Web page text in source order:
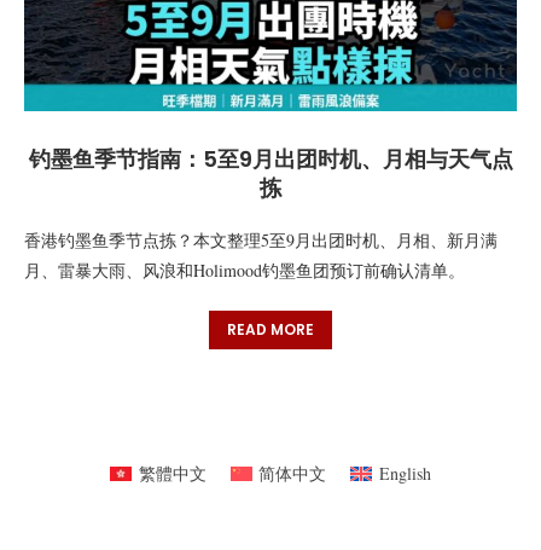
钓墨鱼季节指南：5至9月出团时机、月相与天气点
拣
香港钓墨鱼季节点拣？本文整理5至9月出团时机、月相、新月满
月、雷暴大雨、风浪和Holimood钓墨鱼团预订前确认清单。
READ MORE
繁體中文 简体中文 English